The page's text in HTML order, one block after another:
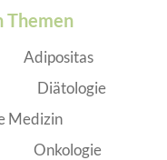
Themen
Adipositas
Diätologie
Medizin
Onkologie